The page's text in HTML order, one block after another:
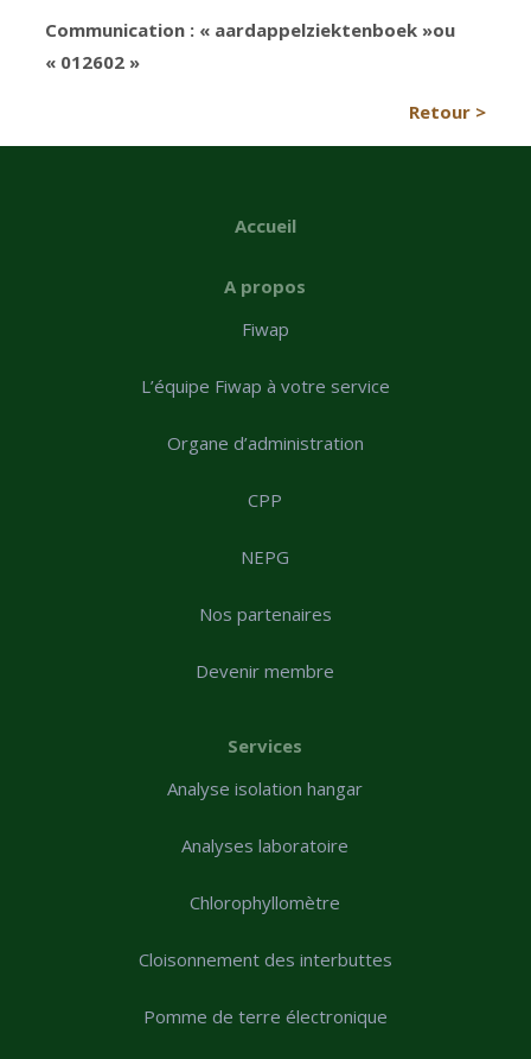
Communication : « aardappelziektenboek »ou
« 012602 »
Retour >
Accueil
A propos
Fiwap
L’équipe Fiwap à votre service
Organe d’administration
CPP
NEPG
Nos partenaires
Devenir membre
Services
Analyse isolation hangar
Analyses laboratoire
Chlorophyllomètre
Cloisonnement des interbuttes
Pomme de terre électronique